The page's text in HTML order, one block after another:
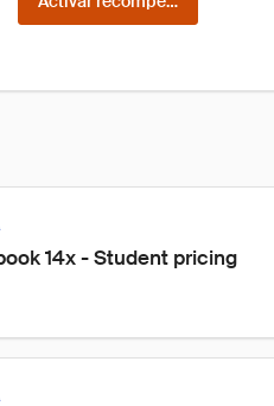
14x - Student pricing